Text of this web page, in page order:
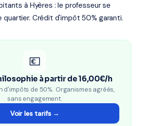
à Hyères : le professeur se
quartier. Crédit d'impôt 50% garanti.
💶
à partir de 16,00€/h
d'impôts de 50%. Organismes agréés,
sans engagement.
Voir les tarifs →